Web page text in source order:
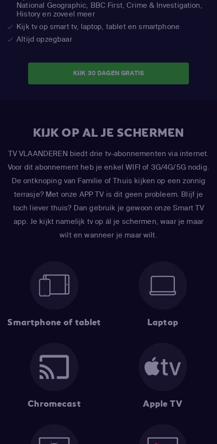
National Geographic, BBC First, Crime & Investigation,
History en zoveel meer
Kijk tv op smart tv, laptop, tablet en smartphone
Altijd opzegbaar
KIJK 30 DAGEN GRATIS
KIJK OP AL JE SCHERMEN
TV VLAANDEREN biedt drie tv-abonnementen via internet.
Voor dit abonnement heb je enkel WIFI of 3G/4G/5G nodig.
De ontknoping van Familie of Thuis kijken op een zonnig
terrasje? Met onze APP TV is dit geen probleem. Blijf je
toch liever thuis? Dan gebruik je gewoon onze Smart TV
app. Je kijkt namelijk tv op ál je schermen, waar je maar
wilt en wanneer je maar wilt.
Smartphone of tablet Laptop
Chromecast Apple TV